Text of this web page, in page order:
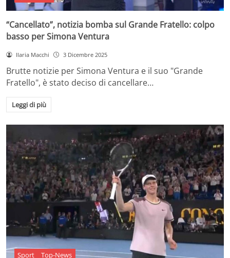
“Cancellato”, notizia bomba sul Grande Fratello: colpo
basso per Simona Ventura
Ilaria Macchi 3 Dicembre 2025
Brutte notizie per Simona Ventura e il suo "Grande
Fratello", è stato deciso di cancellare…
Leggi di più
Sport Top-News